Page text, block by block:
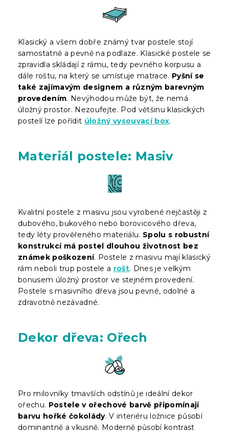
Klasický a všem dobře známý tvar postele stojí
samostatně a pevně na podlaze. Klasické postele se
zpravidla skládají z rámu, tedy pevného korpusu a
dále roštu, na který se umísťuje matrace. Pyšní se
také zajímavým designem a různým barevným
provedením. Nevýhodou může být, že nemá
úložný prostor. Nezoufejte. Pod většinu klasických
postelí lze pořídit úložný vysouvací box.
Materiál postele: Masiv
Kvalitní postele z masivu jsou vyrobené nejčastěji z
dubového, bukového nebo borovicového dřeva,
tedy léty prověřeného materiálu. Spolu s robustní
konstrukcí má postel dlouhou životnost bez
známek poškození. Postele z masivu mají klasický
rám neboli trup postele a rošt. Dnes je velkým
bonusem úložný prostor ve stejném provedení.
Postele s masivního dřeva jsou pevné, odolné a
zdravotně nezávadné.
Dekor dřeva: Ořech
Pro milovníky tmavších odstínů je ideální dekor
ořechu. Postele v ořechové barvě připomínají
barvu hořké čokolády. V interiéru ložnice působí
dominantně a vkusně. Moderně působí kontrast